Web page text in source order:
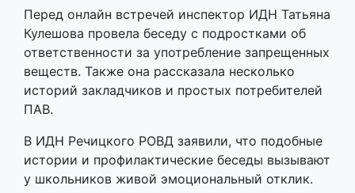
Перед онлайн встречей инспектор ИДН Татьяна
Кулешова провела беседу с подростками об
ответственности за употребление запрещенных
веществ. Также она рассказала несколько
историй закладчиков и простых потребителей
ПАВ.
В ИДН Речицкого РОВД заявили, что подобные
истории и профилактические беседы вызывают
у школьников живой эмоциональный отклик.